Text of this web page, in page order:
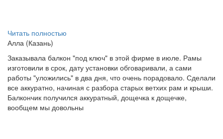
Читать полностью
Алла (Казань)
Заказывала балкон "под ключ" в этой фирме в июле. Рамы
изготовили в срок, дату установки обговаривали, а сами
работы "уложились" в два дня, что очень порадовало. Сделали
все аккуратно, начиная с разбора старых ветхих рам и крыши.
Балкончик получился аккуратный, дощечка к дощечке,
вообщем мы довольны